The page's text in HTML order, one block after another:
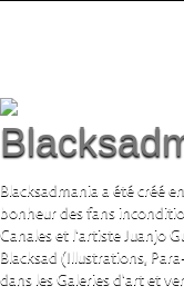
Blacksadmania a été créé
bonheur des fans
Canales et l'artiste Juanjo
Blacksad (Illustrations,
dans les Galeries d'art et